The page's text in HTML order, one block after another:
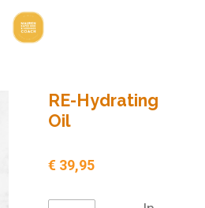
RE-Hydrating
Oil
€ 39,95